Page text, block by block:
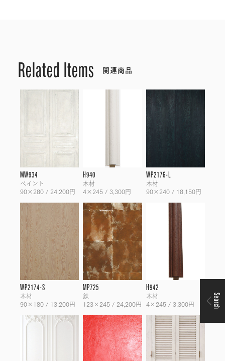
Related Items 関連商品
MW934
ペイント
90×280 / 24,200円
H940
木材
4×245 / 3,300円
WP2176-L
木材
90×240 / 18,150円
WP2174-S
木材
90×180 / 13,200円
MP725
鉄
123×245 / 24,200円
H942
木材
4×245 / 3,300円
Search